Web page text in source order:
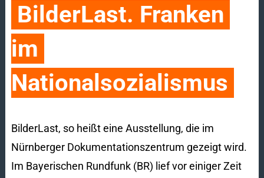
BilderLast. Franken
im
Nationalsozialismus
BilderLast, so heißt eine Ausstellung, die im
Nürnberger Dokumentationszentrum gezeigt wird.
Im Bayerischen Rundfunk (BR) lief vor einiger Zeit